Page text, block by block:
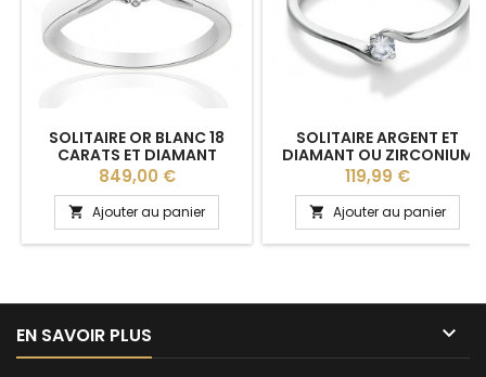
SOLITAIRE OR BLANC 18
CARATS ET DIAMANT
Prix
849,00 €
 Ajouter au panier
SOLITAIRE ARGENT ET
DIAMANT OU ZIRCONIUM
"JENNY" BREUNING
Prix
119,99 €
 Ajouter au panier
EN SAVOIR PLUS 